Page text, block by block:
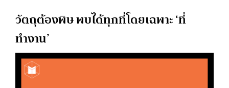
วัตถุต้องพิษ พบได้ทุกที่โดยเฉพาะ ‘ที่
ทำงาน’